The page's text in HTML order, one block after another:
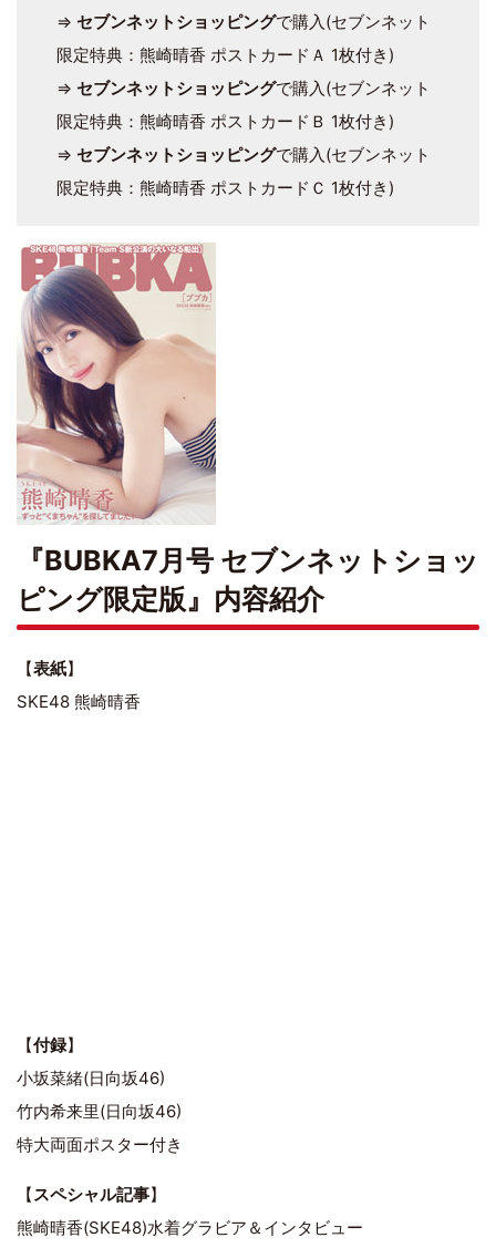
⇒ セブンネットショッピングで購入(セブンネット
限定特典：熊崎晴香 ポストカードＡ 1枚付き)
⇒ セブンネットショッピングで購入(セブンネット
限定特典：熊崎晴香 ポストカードＢ 1枚付き)
⇒ セブンネットショッピングで購入(セブンネット
限定特典：熊崎晴香 ポストカードＣ 1枚付き)
『BUBKA7月号 セブンネットショッ
ピング限定版』内容紹介
【表紙】
SKE48 熊崎晴香
【付録】
小坂菜緒(日向坂46)
竹内希来里(日向坂46)
特大両面ポスター付き
【 スペシャル記事】
熊崎晴香(SKE48)水着グラビア＆インタビュー